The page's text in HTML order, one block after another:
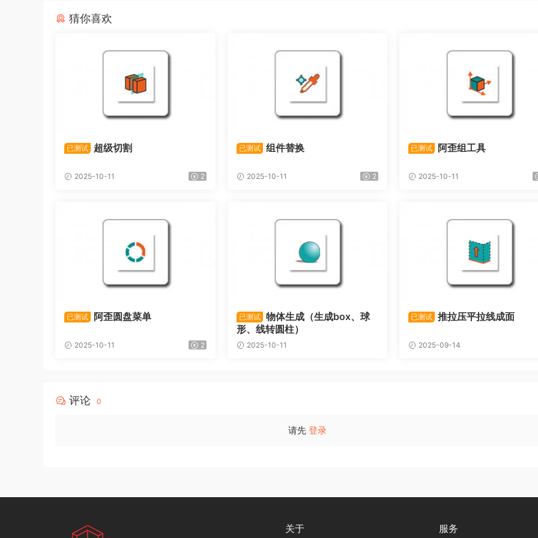
猜你喜欢
已测试 超级切割
2025-10-11 2
已测试 组件替换
2025-10-11 2
已测试 阿歪组工具
2025-10-11
已测试 阿歪圆盘菜单
2025-10-11 2
已测试
物体生成（生成box、球
形、线转圆柱）
2025-10-11
已测试 推拉压平拉线成面
2025-09-14
评论 0
请先 登录
关于 服务